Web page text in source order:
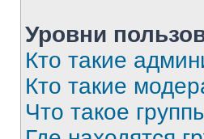
Уровни
Кто такие
Кто такие
Что такое